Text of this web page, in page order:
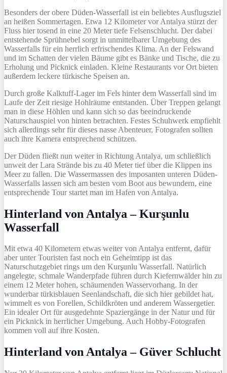
Besonders der obere Düden-Wasserfall ist ein beliebtes Ausflugsziel
an heißen Sommertagen. Etwa 12 Kilometer vor Antalya stürzt der
Fluss hier tosend in eine 20 Meter tiefe Felsenschlucht. Der dabei
entstehende Sprühnebel sorgt in unmittelbarer Umgebung des
Wasserfalls für ein herrlich erfrischendes Klima. An der Felswand
und im Schatten der vielen Bäume gibt es Bänke und Tische, die zu
Erholung und Picknick einladen. Kleine Restaurants vor Ort bieten
außerdem leckere türkische Speisen an.
Durch große Kalktuff-Lager im Fels hinter dem Wasserfall sind im
Laufe der Zeit riesige Hohlräume entstanden. Über Treppen gelangt
man in diese Höhlen und kann sich so das beeindruckende
Naturschauspiel von hinten betrachten. Festes Schuhwerk empfiehlt
sich allerdings sehr für dieses nasse Abenteuer, Fotografen sollten
auch ihre Kamera entsprechend schützen.
Der Düden fließt nun weiter in Richtung Antalya, um schließlich
unweit der Lara Strände bis zu 40 Meter tief über die Klippen ins
Meer zu fallen. Die Wassermassen des imposanten unteren Düden-
Wasserfalls lassen sich am besten vom Boot aus bewundern, eine
entsprechende Tour startet man im Hafen von Antalya.
Hinterland von Antalya – Kurşunlu
Wasserfall
Mit etwa 40 Kilometern etwas weiter von Antalya entfernt, dafür
aber unter Touristen fast noch ein Geheimtipp ist das
Naturschutzgebiet rings um den Kurşunlu Wasserfall. Natürlich
angelegte, schmale Wanderpfade führen durch Kiefernwälder hin zu
einem 12 Meter hohen, schäumenden Wasservorhang. In der
wunderbar türkisblauen Seenlandschaft, die sich hier gebildet hat,
wimmelt es von Forellen, Schildkröten und anderem Wassergetier.
Ein idealer Ort für ausgedehnte Spaziergänge in der Natur und für
ein Picknick in herrlicher Umgebung. Auch Hobby-Fotografen
kommen voll auf ihre Kosten.
Hinterland von Antalya – Güver Schlucht